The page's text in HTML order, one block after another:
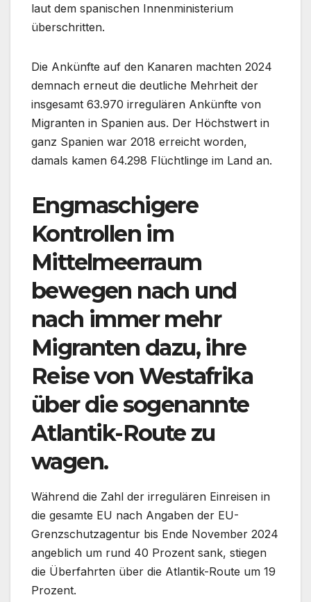
laut dem spanischen Innenministerium
überschritten.
Die Ankünfte auf den Kanaren machten 2024
demnach erneut die deutliche Mehrheit der
insgesamt 63.970 irregulären Ankünfte von
Migranten in Spanien aus. Der Höchstwert in
ganz Spanien war 2018 erreicht worden,
damals kamen 64.298 Flüchtlinge im Land an.
Engmaschigere
Kontrollen im
Mittelmeerraum
bewegen nach und
nach immer mehr
Migranten dazu, ihre
Reise von Westafrika
über die sogenannte
Atlantik-Route zu
wagen.
Während die Zahl der irregulären Einreisen in
die gesamte EU nach Angaben der EU-
Grenzschutzagentur bis Ende November 2024
angeblich um rund 40 Prozent sank, stiegen
die Überfahrten über die Atlantik-Route um 19
Prozent.